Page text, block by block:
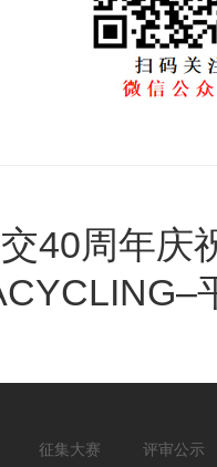
40周年庆
征集大赛 评审公示